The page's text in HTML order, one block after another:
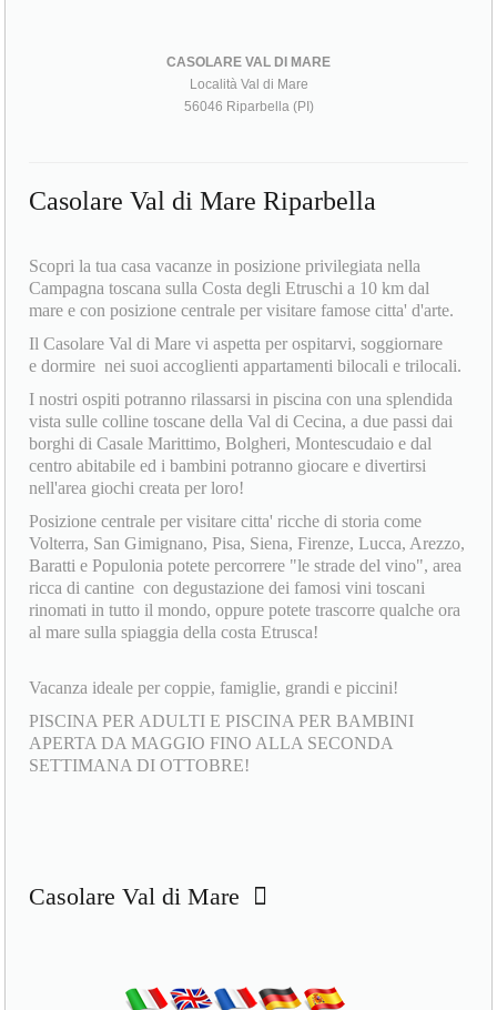
CASOLARE VAL DI MARE
Località Val di Mare
56046 Riparbella (PI)
Casolare Val di Mare Riparbella
Scopri la tua casa vacanze in posizione privilegiata nella
Campagna toscana sulla Costa degli Etruschi a 10 km dal
mare e con posizione centrale per visitare famose citta' d'arte.
Il Casolare Val di Mare vi aspetta per ospitarvi, soggiornare
e dormire nei suoi accoglienti appartamenti bilocali e trilocali.
I nostri ospiti potranno rilassarsi in piscina con una splendida
vista sulle colline toscane della Val di Cecina, a due passi dai
borghi di Casale Marittimo, Bolgheri, Montescudaio e dal
centro abitabile ed i bambini potranno giocare e divertirsi
nell'area giochi creata per loro!
Posizione centrale per visitare citta' ricche di storia come
Volterra, San Gimignano, Pisa, Siena, Firenze, Lucca, Arezzo,
Baratti e Populonia potete percorrere "le strade del vino", area
ricca di cantine con degustazione dei famosi vini toscani
rinomati in tutto il mondo, oppure potete trascorre qualche ora
al mare sulla spiaggia della costa Etrusca!
Vacanza ideale per coppie, famiglie, grandi e piccini!
PISCINA PER ADULTI E PISCINA PER BAMBINI
APERTA DA MAGGIO FINO ALLA SECONDA
SETTIMANA DI OTTOBRE!
Casolare Val di Mare